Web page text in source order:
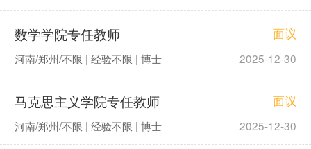
数学学院专任教师 面议
河南/郑州/不限 | 经验不限 | 博士 2025-12-30
马克思主义学院专任教师 面议
河南/郑州/不限 | 经验不限 | 博士 2025-12-30